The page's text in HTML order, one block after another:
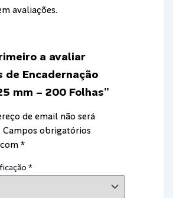
avaliações.
a avaliar
de Encadernação
mm – 200 Folhas”
de email não será
Campos obrigatórios
*
*